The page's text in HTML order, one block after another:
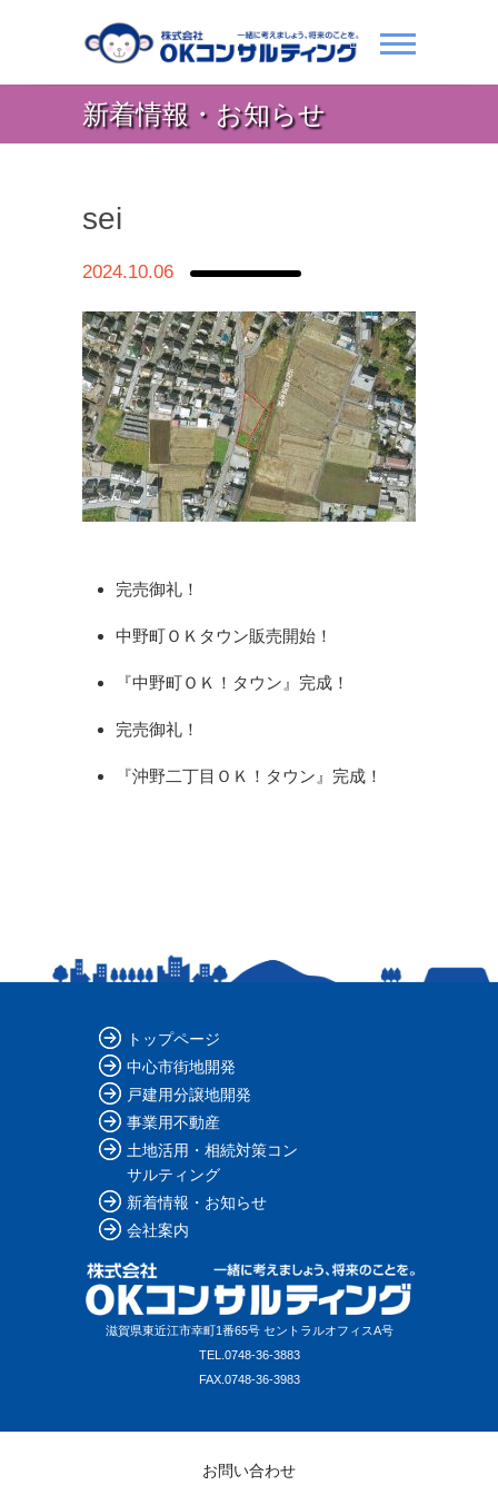
新着情報・お知らせ
sei
2024.10.06
完売御礼！
中野町ＯＫタウン販売開始！
『中野町ＯＫ！タウン』完成！
完売御礼！
『沖野二丁目ＯＫ！タウン』完成！
トップページ
中心市街地開発
戸建用分譲地開発
事業用不動産
土地活用・相続対策コン
サルティング
新着情報・お知らせ
会社案内
滋賀県東近江市幸町1番65号 セントラルオフィスA号
TEL. 0748-36-3883
FAX. 0748-36-3983
お問い合わせ